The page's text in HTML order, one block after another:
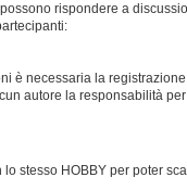
rispondere a
è necessaria la
autore la responsabilità
stesso HOBBY per poter